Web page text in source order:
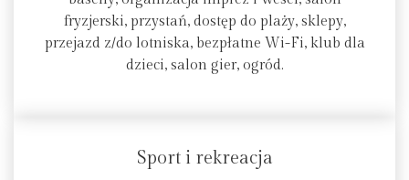
fryzjerski, przystań, dostęp do plaży, sklepy,
przejazd z/do lotniska, bezpłatne Wi-Fi, klub dla
dzieci, salon gier, ogród.
Sport i rekreacja